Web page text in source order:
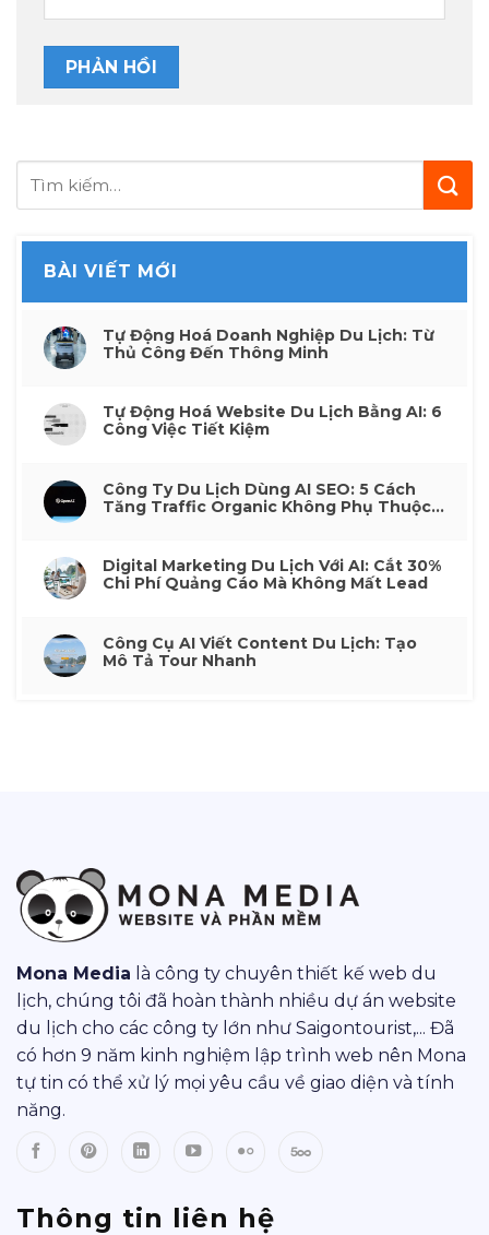
BÀI VIẾT MỚI
Tự Động Hoá Doanh Nghiệp Du Lịch: Từ
Thủ Công Đến Thông Minh
Tự Động Hoá Website Du Lịch Bằng AI: 6
Công Việc Tiết Kiệm
Công Ty Du Lịch Dùng AI SEO: 5 Cách
Tăng Traffic Organic Không Phụ Thuộc
Digital Marketing Du Lịch Với AI: Cắt 30%
Chi Phí Quảng Cáo Mà Không Mất Lead
Công Cụ AI Viết Content Du Lịch: Tạo
Mô Tả Tour Nhanh
Mona Media là công ty chuyên thiết kế web du
lịch, chúng tôi đã hoàn thành nhiều dự án website
du lịch cho các công ty lớn như Saigontourist,... Đã
có hơn 9 năm kinh nghiệm lập trình web nên Mona
tự tin có thể xử lý mọi yêu cầu về giao diện và tính
năng.
Thông tin liên hệ